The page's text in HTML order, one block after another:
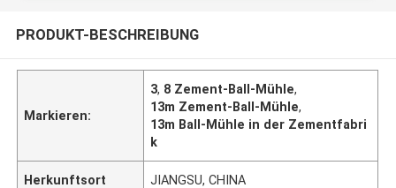
PRODUKT-BESCHREIBUNG
Markieren:
3, 8 Zement-Ball-Mühle,
13m Zement-Ball-Mühle,
13m Ball-Mühle in der Zementfabri
k
Herkunftsort JIANGSU, CHINA